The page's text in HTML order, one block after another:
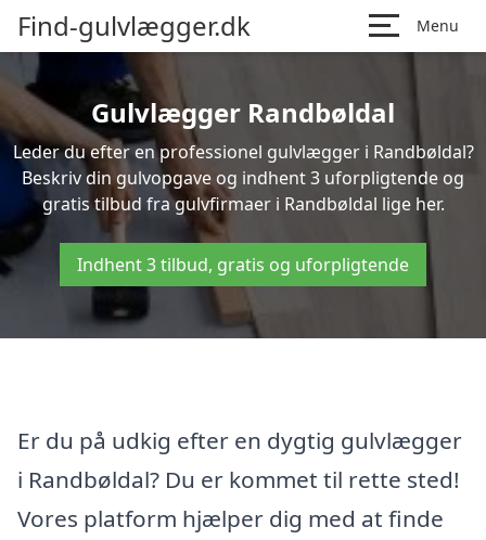
Find-gulvlægger.dk Menu
Gulvlægger Randbøldal
Leder du efter en professionel gulvlægger i Randbøldal?
Beskriv din gulvopgave og indhent 3 uforpligtende og
gratis tilbud fra gulvfirmaer i Randbøldal lige her.
Indhent 3 tilbud, gratis og uforpligtende
Er du på udkig efter en dygtig gulvlægger
i Randbøldal? Du er kommet til rette sted!
Vores platform hjælper dig med at finde